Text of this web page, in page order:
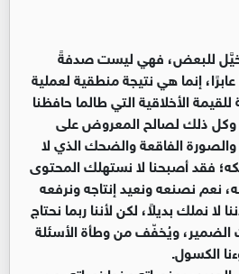
للبعض، فهي ليست صدفةً
عابرًا، إنما هي نتيجة منطقية لعملية
الأخلاقية التي طالما حافظنا
وكل ذلك لصالح المعروض على
الفاقعة والضحك الذي لا
فقد أصبحنا لا نستهلك المحتوى
نعم نصنعه ونعيد إنتاجه ونرفعه
لا نملك بديلاً، لكن لأننا ربما نحتاج
ويُخفّف من وطأة الأسئلة
الكسول.